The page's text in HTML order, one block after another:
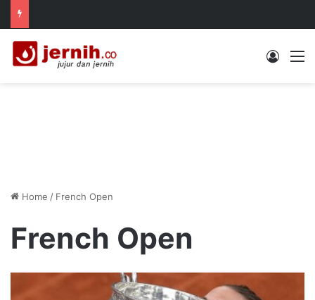
Log In
Home / French Open
French Open